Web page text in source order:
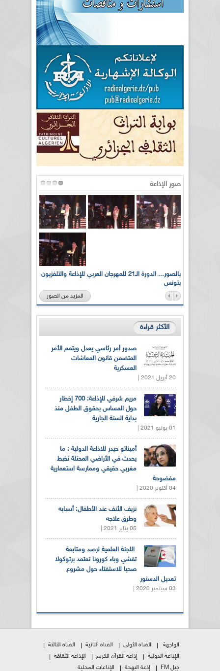
صور الإذاعة
بالصور... الدورة الـ21 للمهرجان العربي للإذاعة والتلفزيون
بتونس
المزيد من الصور
الأكثر قراءة
صدور أمر رئاسي يعدل ويتمم الأمر
المتضمن قانون المعاشات
العسكرية
20 أبريل 2021 |
مريم شرفي للإذاعة: 700 إخطار
حول المساس بحقوق الطفل منذ
بداية السنة الجارية
01 يونيو 2021 |
أميناتو حيدر للاذاعة الدولية : ما
يحدث في الأراضي المحتلة تخبط
مغربي حقيقي وممارسة استعمارية
مفضوحة
04 أكتوبر 2020 |
نزيف الأنف عند الأطفال: أسبابه
وطرق علاجه
05 يناير 2021 |
اللجنة العلمية لرصد ومتابعة
تفشي وباء كورونا تعتمد برتوكولا
صحيا للاستفتاء حول مشروع
تعديل الدستور
03 سبتمبر 2020 |
الواجهة القناة الأولى القناة الثانية
القناة الثالثة
الإذاعة الدولية
إذاعة القرآن الكريم
الإذاعة الثقافة
جيل FM
إذعة البهجة الإذاعات المحلية